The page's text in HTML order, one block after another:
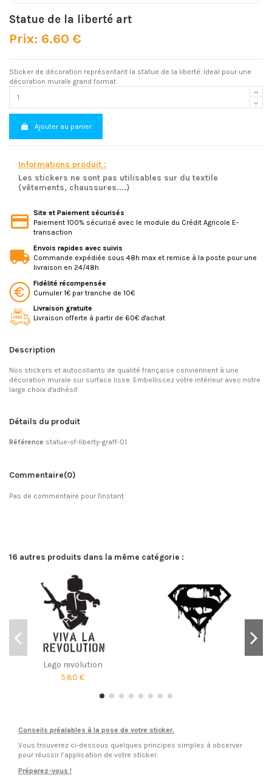
Statue de la liberté art
Prix: 6.60 €
Sticker de décoration représentant la statue de la liberté. Ideal pour une
décoration murale grand format
Ajouter au panier
Informations produit :
Les stickers ne sont pas utilisables sur du textile
(vêtements, chaussures....)
Site et Paiement sécurisés
Paiement 100% sécurisé avec le module du Crédit Agricole E-
transaction
Envois rapides avec suivis
Commande expédiée sous 48h max et remise à la poste pour une
livraison en 24/48h
Fidélité récompensée
Cumuler 1€ par tranche de 10€
Livraison gratuite
Livraison offerte à partir de 60€ d'achat
Description
Nos stickers et autocollants de qualité française conviennent à une
décoration murale sur surface lisse. Embellissez votre intérieur avec notre
large choix d'adhésif.
Détails du produit
Référence statue-of-liberty-graff-01
Commentaire(0)
Pas de commentaire pour l'instant
16 autres produits dans la même catégorie :
Lego revolution
5,80 €
Conseils préalables à la pose de votre sticker.
Vous trouverez ci-dessous quelques principes simples à observer
pour réussir l’application de votre sticker.
Préparez-vous !